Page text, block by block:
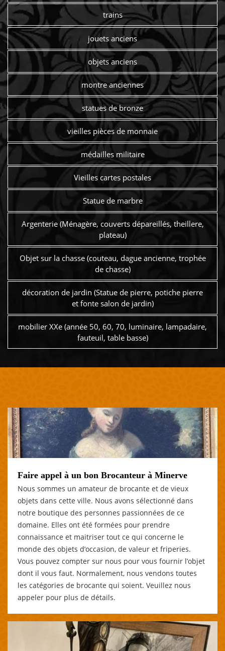
trains
jouets anciens
objets anciens
montre anciennes
statues de bronze
vieilles pièces de monnaie
médailles militaire
Vieilles cartes postales
Statue de marbre
Argenterie (Ménagère, couverts dépareillés, theillere,
plateau)
Objet sur la chasse (couteau, dague ancienne, trophée
de chasse)
décoration de jardin (Statue de pierre, potiche pierre
et fonte salon de jardin)
mobilier XXe (année 50, 60, 70, luminaire, lampadaire,
fauteuil, table basse)
Faire appel à un bon Brocanteur à Minerve
Nous sommes un amateur de brocante et de vieux
objets dans cette ville. Nous avons sélectionné dans
notre boutique des personnes passionnées de ce
domaine. Elles ont été formées pour prendre
connaissance et maitriser tout ce qui concerne le
monde des objets d’occasion, de valeur et friperies.
Vous pouvez compter sur nous pour vous fournir l’objet
dont il vous faut. Normalement, nous vendons toutes
les catégories de brocante qui soient. Veuillez nous
appeler pour plus de détails.